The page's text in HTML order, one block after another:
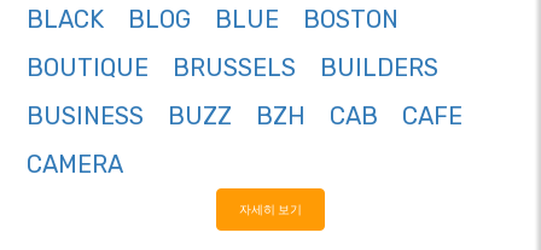
BLACK
BLOG BLUE
BOSTON
BOUTIQUE
BRUSSELS
BUILDERS
BUSINESS
BUZZ BZH CAB
CAFE
CAMERA
자세히 보기